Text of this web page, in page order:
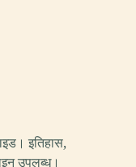
इतिहास,
उपलब्ध।